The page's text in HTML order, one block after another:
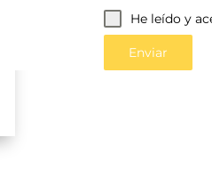
He leído y
Enviar